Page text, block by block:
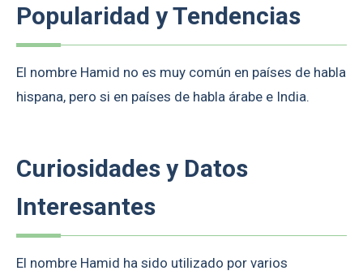
Popularidad y Tendencias
El nombre Hamid no es muy común en países de habla
hispana, pero si en países de habla árabe e India.
Curiosidades y Datos
Interesantes
El nombre Hamid ha sido utilizado por varios